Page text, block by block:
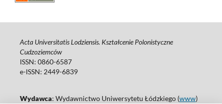
Acta Universitatis Lodziensis. Kształcenie Polonistyczne
Cudzoziemców
ISSN: 0860-6587
e-ISSN: 2449-6839
Wydawca: Wydawnictwo Uniwersytetu Łódzkiego (www)